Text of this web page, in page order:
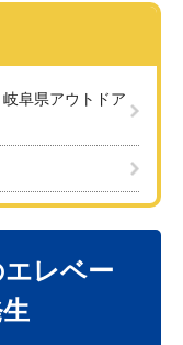
阜県アウトドア
レベー